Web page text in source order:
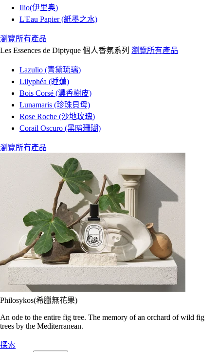
Ilio(伊里奥)
L'Eau Papier (紙墨之水)
瀏覽所有產品
Les Essences de Diptyque 個人香氛系列 瀏覽所有產品
Lazulio (青黛琉璃)
Lilyphéa (睡蓮)
Bois Corsé (濃香樹皮)
Lunamaris (珍珠貝母)
Rose Roche (沙地玫瑰)
Corail Oscuro (黑暗珊瑚)
瀏覽所有產品
Philosykos(希臘無花果)
An ode to the entire fig tree. The memory of an orchard of wild fig
trees by the Mediterranean.
探索